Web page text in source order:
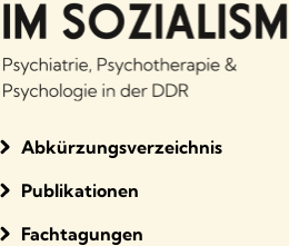
Abkürzungsverzeichnis
Publikationen
Fachtagungen